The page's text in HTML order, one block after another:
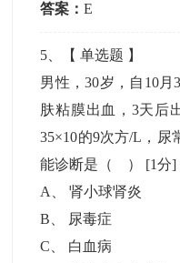
答案：E
5 、【单选题 】
男性，30岁，自10
肤粘膜出血，3天后
35×10的9次方/L，尿
能诊断是（ ） [1分]
A
、肾小球肾炎
B
尿毒症
C
白血病